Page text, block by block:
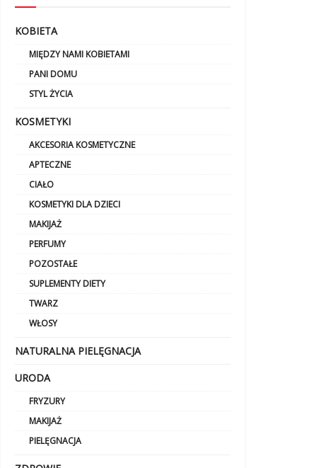
KOBIETA
MIĘDZY NAMI KOBIETAMI
PANI DOMU
STYL ŻYCIA
KOSMETYKI
AKCESORIA KOSMETYCZNE
APTECZNE
CIAŁO
KOSMETYKI DLA DZIECI
MAKIJAŻ
PERFUMY
POZOSTAŁE
SUPLEMENTY DIETY
TWARZ
WŁOSY
NATURALNA PIELĘGNACJA
URODA
FRYZURY
MAKIJAŻ
PIELĘGNACJA